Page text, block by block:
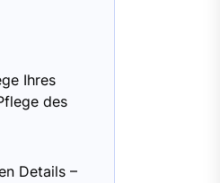
Ihres
des
Details –